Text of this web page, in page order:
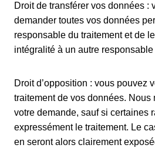
Droit de transférer vos données :
demander toutes vos données
responsable du traitement et de
intégralité à un autre
Droit d’opposition : vous pouvez
traitement de vos données. Nous
votre demande, sauf si certaines
expressément le traitement. Le
en seront alors clairement